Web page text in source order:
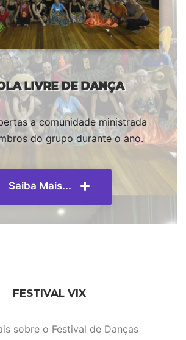
LIVRE DE DANÇA
a comunidade ministrada
do grupo durante o ano.
Saiba Mais...
FESTIVAL VIX
sobre o Festival de Danças